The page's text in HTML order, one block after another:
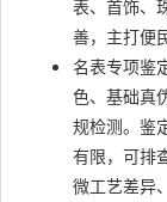
表、首饰、
善，主打便
名表专项鉴
色、基础真
规检测。鉴
有限，可排
微工艺差异